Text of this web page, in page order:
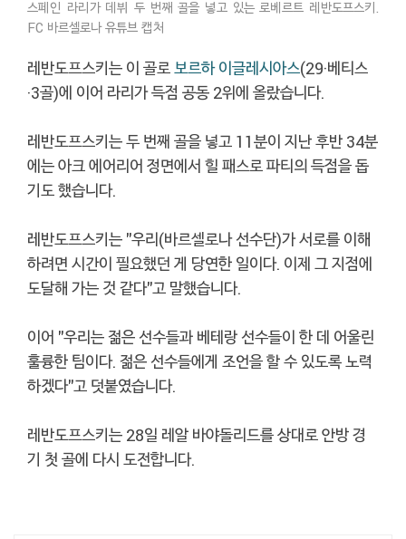
스페인 라리가 데뷔 두 번째 골을 넣고 있는 로베르트 레반도프스키.
FC 바르셀로나 유튜브 캡처
레반도프스키는 이 골로보르하 이글레시아스(29·베티스
·3골)에 이어 라리가 득점 공동 2위에 올랐습니다.
레반도프스키는 두 번째 골을 넣고 11분이 지난 후반 34분
에는 아크 에어리어 정면에서 힐 패스로 파티의 득점을 돕
기도 했습니다.
레반도프스키는 "우리(바르셀로나 선수단)가 서로를 이해
하려면 시간이 필요했던 게 당연한 일이다. 이제 그 지점에
도달해 가는 것 같다"고 말했습니다.
이어 "우리는 젊은 선수들과 베테랑 선수들이 한 데 어울린
훌륭한 팀이다. 젊은 선수들에게 조언을 할 수 있도록 노력
하겠다"고 덧붙였습니다.
레반도프스키는 28일 레알 바야돌리드를 상대로 안방 경
기 첫 골에 다시 도전합니다.